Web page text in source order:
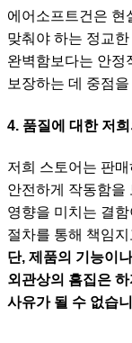
에어소프트건은 현
맞춰야 하는 정교
완벽함보다는 안정
보장하는 데 중점
4. 품질에 대한 저
저희 스토어는 판
안전하게 작동함을
영향을 미치는 결
절차를 통해 책임
단, 제품의 기능이
외관상의 흠집은
사유가 될 수 없습